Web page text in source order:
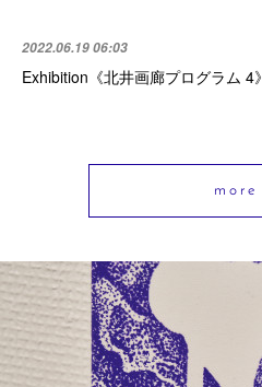
2022.06.19 06:03
Exhibition《北井画廊プログラム 4》
m o r e